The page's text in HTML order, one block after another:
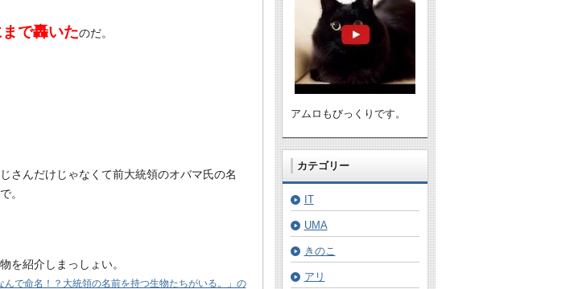
で轟いたのだ。
さんだけじゃなくて前大統領のオバマ氏の名
。
を紹介しまっしょい。
んで命名！？大統領の名前を持つ生物たちがいる。」の
アムロもびっくりです。
カテゴリー
IT
UMA
きのこ
アリ